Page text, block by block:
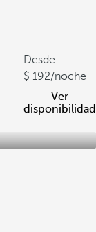
Desde
192/noche
Ver
disponibilidad